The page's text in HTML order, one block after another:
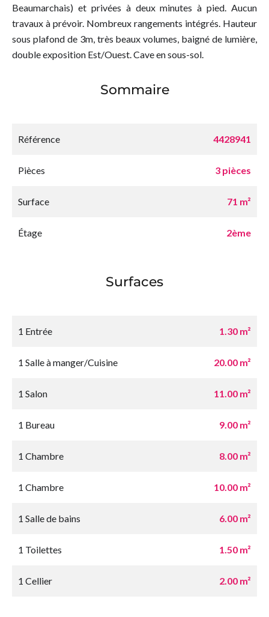
Beaumarchais) et privées à deux minutes à pied. Aucun
travaux à prévoir. Nombreux rangements intégrés. Hauteur
sous plafond de 3m, très beaux volumes, baigné de lumière,
double exposition Est/Ouest. Cave en sous-sol.
Sommaire
Référence 4428941
Pièces 3 pièces
Surface 71 m²
Étage 2ème
Surfaces
1 Entrée 1.30 m²
1 Salle à manger/Cuisine 20.00 m²
1 Salon 11.00 m²
1 Bureau 9.00 m²
1 Chambre 8.00 m²
1 Chambre 10.00 m²
1 Salle de bains 6.00 m²
1 Toilettes 1.50 m²
1 Cellier 2.00 m²